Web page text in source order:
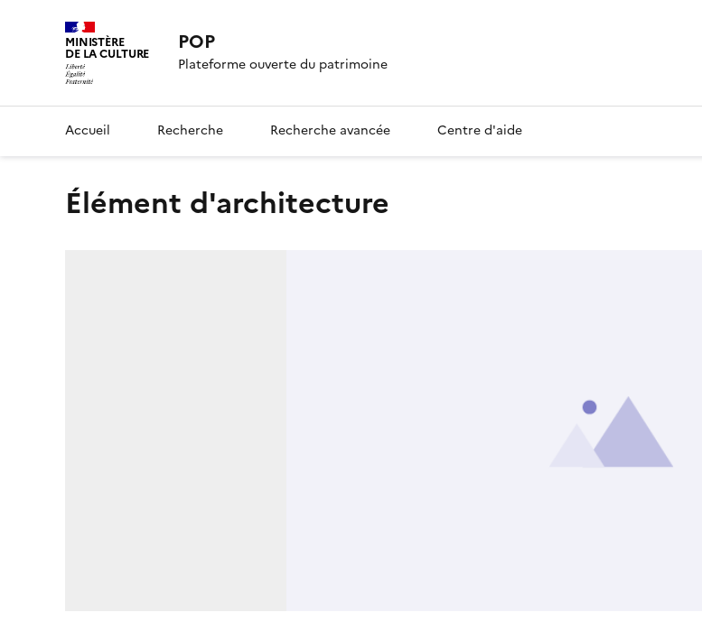
MINISTÈRE
DE LA CULTURE POP
Plateforme ouverte du patrimoine
Accueil Recherche Recherche avancée Centre d'aide
élément d'architecture